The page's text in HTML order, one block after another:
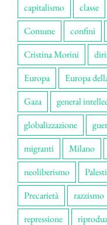
capitalismo
classe
Comune
confini
Cristina Morini
Europa
Europa
Gaza
general
globalizzazione
migranti
Milano
neoliberismo
Precarietà
razzismo
repressione